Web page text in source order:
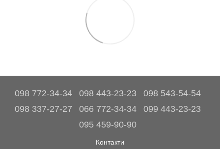
098 772-34-34 098 443-23-23
098 543-54-54
098 337-27-27
066 772-34-34
099 443-23-23
095 459-90-90
Контакти